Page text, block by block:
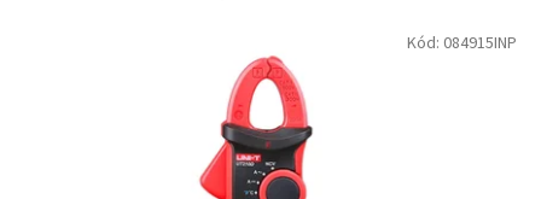
Kód: 084915INP